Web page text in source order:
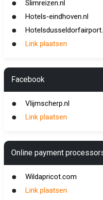
Slimreizen.nl
Hotels-eindhoven.nl
Link plaatsen
Facebook
Vlijmscherp.nl
Link plaatsen
Online payment
Wildapricot.com
Link plaatsen